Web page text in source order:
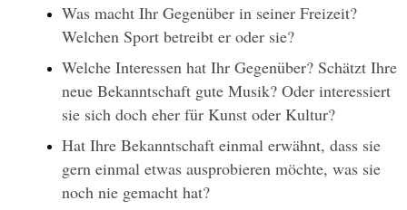
Was macht Ihr Gegenüber in seiner Freizeit?
Welchen Sport betreibt er oder sie?
Welche Interessen hat Ihr Gegenüber? Schätzt Ihre
neue Bekanntschaft gute Musik? Oder interessiert
sie sich doch eher für Kunst oder Kultur?
Hat Ihre Bekanntschaft einmal erwähnt, dass sie
gern einmal etwas ausprobieren möchte, was sie
noch nie gemacht hat?